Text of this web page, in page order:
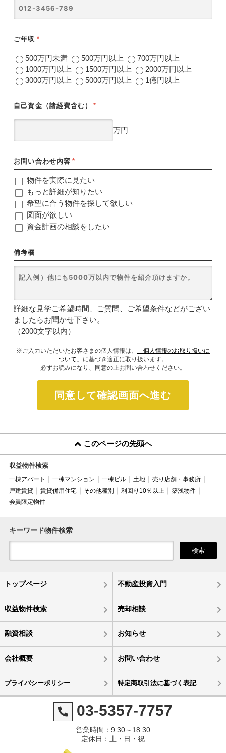
ご年収 *
500万円未満 500万円以上
700万円以上
1000万円以上
1500万円以上
2000万円以上
3000万円以上
5000万円以上 1億円以上
自己資金（諸経費含む） *
万円
お問い合わせ内容 *
物件を実際に見たい
もっと詳細が知りたい
希望に合う物件を探して欲しい
図面が欲しい
資金計画の相談をしたい
備考欄
詳細な見学ご希望時間、ご質問、ご希望条件などがござい
ましたらお聞かせ下さい。
（2000文字以内）
※ご入力いただいたお客さまの個人情報は、
「個人情報のお取り扱いに
ついて」 に基づき適正に取り扱います。
必ずお読みになり、同意の上お問い合わせください。
同意して確認画面へ進む
このページの先頭へ
収益物件検索
一棟アパート 一棟マンション 一棟ビル 土地
売り店舗・事務所
戸建賃貸
賃貸併用住宅 その他種別 利回り10％以上
築浅物件
会員限定物件
キーワード物件検索
検索
トップページ 不動産投資入門
収益物件検索 売却相談
融資相談 お知らせ
会社概要 お問い合わせ
プライバシーポリシー 特定商取引法に基づく表記
03-5357-7757
営業時間：9:30～18:30
定休日：土・日・祝